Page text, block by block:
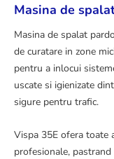
Masina de
Masina de spalat
de curatare in zone
pentru a inlocui
uscate si igienizate
sigure pentru trafic.
Vispa 35E ofera toate
profesionale,